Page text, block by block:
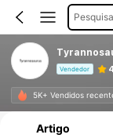
Vendedor
5K+ Vendidos
Informações do
Artigo